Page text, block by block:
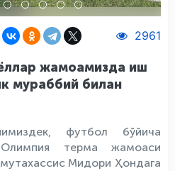
2961
жамоамизда иш
мураббий билан
футбол бўйича
терма жамоаси
Мидори Ҳондага